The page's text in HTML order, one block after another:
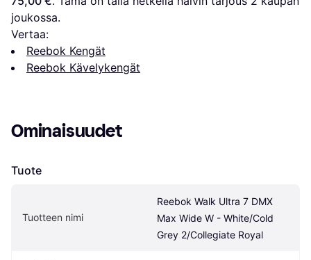
joukossa.
Vertaa:
Reebok Kengät
Reebok Kävelykengät
Ominaisuudet
Tuote
Tuotteen nimi
Reebok Walk Ultra 7 DMX
Max Wide W - White/Cold
Grey 2/Collegiate Royal